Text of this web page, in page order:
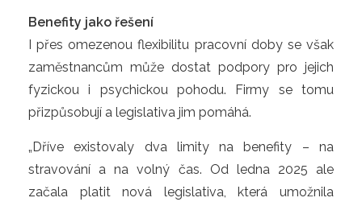
Benefity jako řešení
I přes omezenou flexibilitu pracovní doby se však
zaměstnancům může dostat podpory pro jejich
fyzickou i psychickou pohodu. Firmy se tomu
přizpůsobují a legislativa jim pomáhá.
„Dříve existovaly dva limity na benefity – na
stravování a na volný čas. Od ledna 2025 ale
začala platit nová legislativa, která umožnila